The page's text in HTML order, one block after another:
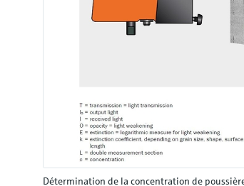
Détermination de la concentration de